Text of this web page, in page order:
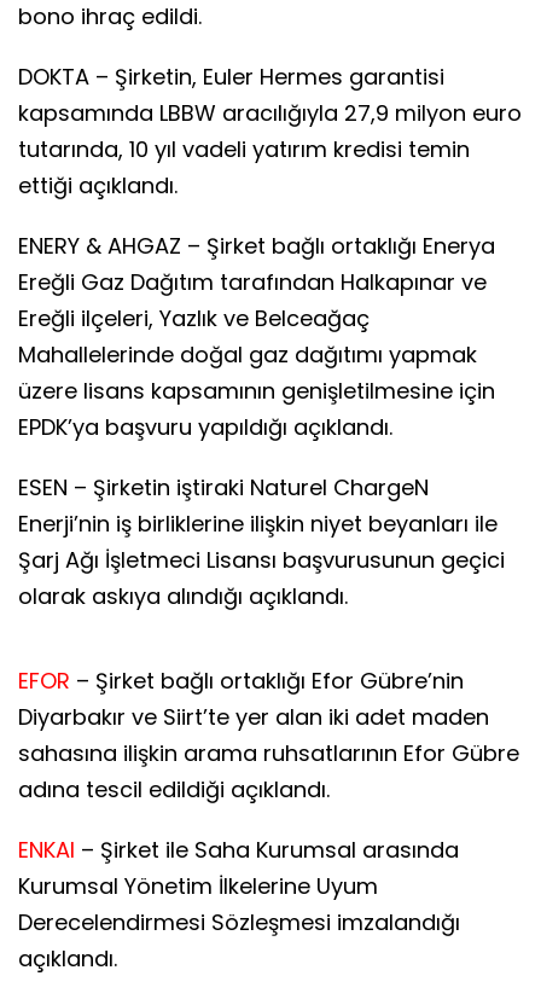
bono ihraç edildi.
DOKTA – Şirketin, Euler Hermes garantisi
kapsamında LBBW aracılığıyla 27,9 milyon euro
tutarında, 10 yıl vadeli yatırım kredisi temin
ettiği açıklandı.
ENERY & AHGAZ – Şirket bağlı ortaklığı Enerya
Ereğli Gaz Dağıtım tarafından Halkapınar ve
Ereğli ilçeleri, Yazlık ve Belceağaç
Mahallelerinde doğal gaz dağıtımı yapmak
üzere lisans kapsamının genişletilmesine için
EPDK’ya başvuru yapıldığı açıklandı.
ESEN – Şirketin iştiraki Naturel ChargeN
Enerji’nin iş birliklerine ilişkin niyet beyanları ile
Şarj Ağı İşletmeci Lisansı başvurusunun geçici
olarak askıya alındığı açıklandı.
EFOR – Şirket bağlı ortaklığı Efor Gübre’nin
Diyarbakır ve Siirt’te yer alan iki adet maden
sahasına ilişkin arama ruhsatlarının Efor Gübre
adına tescil edildiği açıklandı.
ENKAI – Şirket ile Saha Kurumsal arasında
Kurumsal Yönetim İlkelerine Uyum
Derecelendirmesi Sözleşmesi imzalandığı
açıklandı.